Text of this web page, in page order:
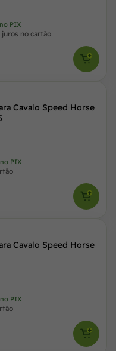
PIX
juros no cartão
Cavalo Speed Horse
PIX
Cavalo Speed Horse
PIX